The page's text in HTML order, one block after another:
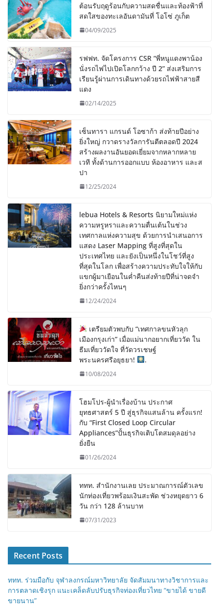
ต้อนรับฤดูร้อนกับความสดชื่นและท้องฟ้าที่
สดใสของทะเลอันดามันที่ โอโซ่ ภูเก็ต
04/09/2025
รฟฟท. จัดโครงการ CSR “พี่หนูแดงพาน้อง
นั่งรถไฟไปเปิดโลกกว้าง ปี 2” ส่งเสริมการ
เรียนรู้ผ่านการเดินทางด้วยรถไฟฟ้าสายสี
แดง
02/14/2025
เซ็นทารา แกรนด์ โอซาก้า ส่งท้ายปีอย่าง
ยิ่งใหญ่ กวาดรางวัลการันตีตลอดปี 2024
สร้างผลงานอันยอดเยี่ยมจากหลากหลาย
เวที ทั้งด้านการออกแบบ ห้องอาหาร และส
ปา
12/25/2024
lebua Hotels & Resorts นิยามใหม่แห่ง
ความหรูหราและความตื่นเต้นในช่วง
เทศกาลแห่งความสุข ด้วยการนำเสนอการ
แสดง Laser Mapping ที่สูงที่สุดใน
ประเทศไทย และยังเป็นหนึ่งในโชว์ที่สูง
ที่สุดในโลก เพื่อสร้างความประทับใจให้กับ
แขกผู้มาเยือนในค่ำคืนส่งท้ายปีที่น่าจดจำ
ยิ่งกว่าครั้งไหนๆ
12/24/2024
เตรียมตัวพบกับ “เทศกาลขนหัวลุก
เมืองกรุงเก่า” เมื่อแม่นากอยากเที่ยววัด ใน
ธีมเที่ยววัดใจ ที่วัดวรเชษฐ์
พระนครศรีอยุธยา!
.
10/08/2024
โฮมโปร-ผู้นำเรื่องบ้าน ประกาศ
ยุทธศาสตร์ 5 ปี สู่ธุรกิจแสนล้าน ครั้งแรก!
กับ “First Closed Loop Circular
Appliances”ปั้นธุรกิจเติบโตสมดุลอย่าง
ยั่งยืน
01/26/2024
ททท. สำนักงานเลย ประมาณการณ์ตัวเลข
นักท่องเที่ยวพร้อมเงินสะพัด ช่วงหยุดยาว 6
วัน กว่า 128 ล้านบาท
07/31/2023
Recent Posts
ททท. ร่วมมือกับ จุฬาลงกรณ์มหาวิทยาลัย จัดสัมมนาทางวิชาการและ
การตลาดเชิงรุก แนะเคล็ดลับปรับธุรกิจท่องเที่ยวไทย “ขายได้ ขายดี
ขายนาน”